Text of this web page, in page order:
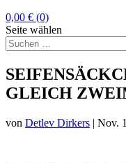
0,00 € (0)
Seite wählen
GLEICH
von Detlev Dirkers | Nov.